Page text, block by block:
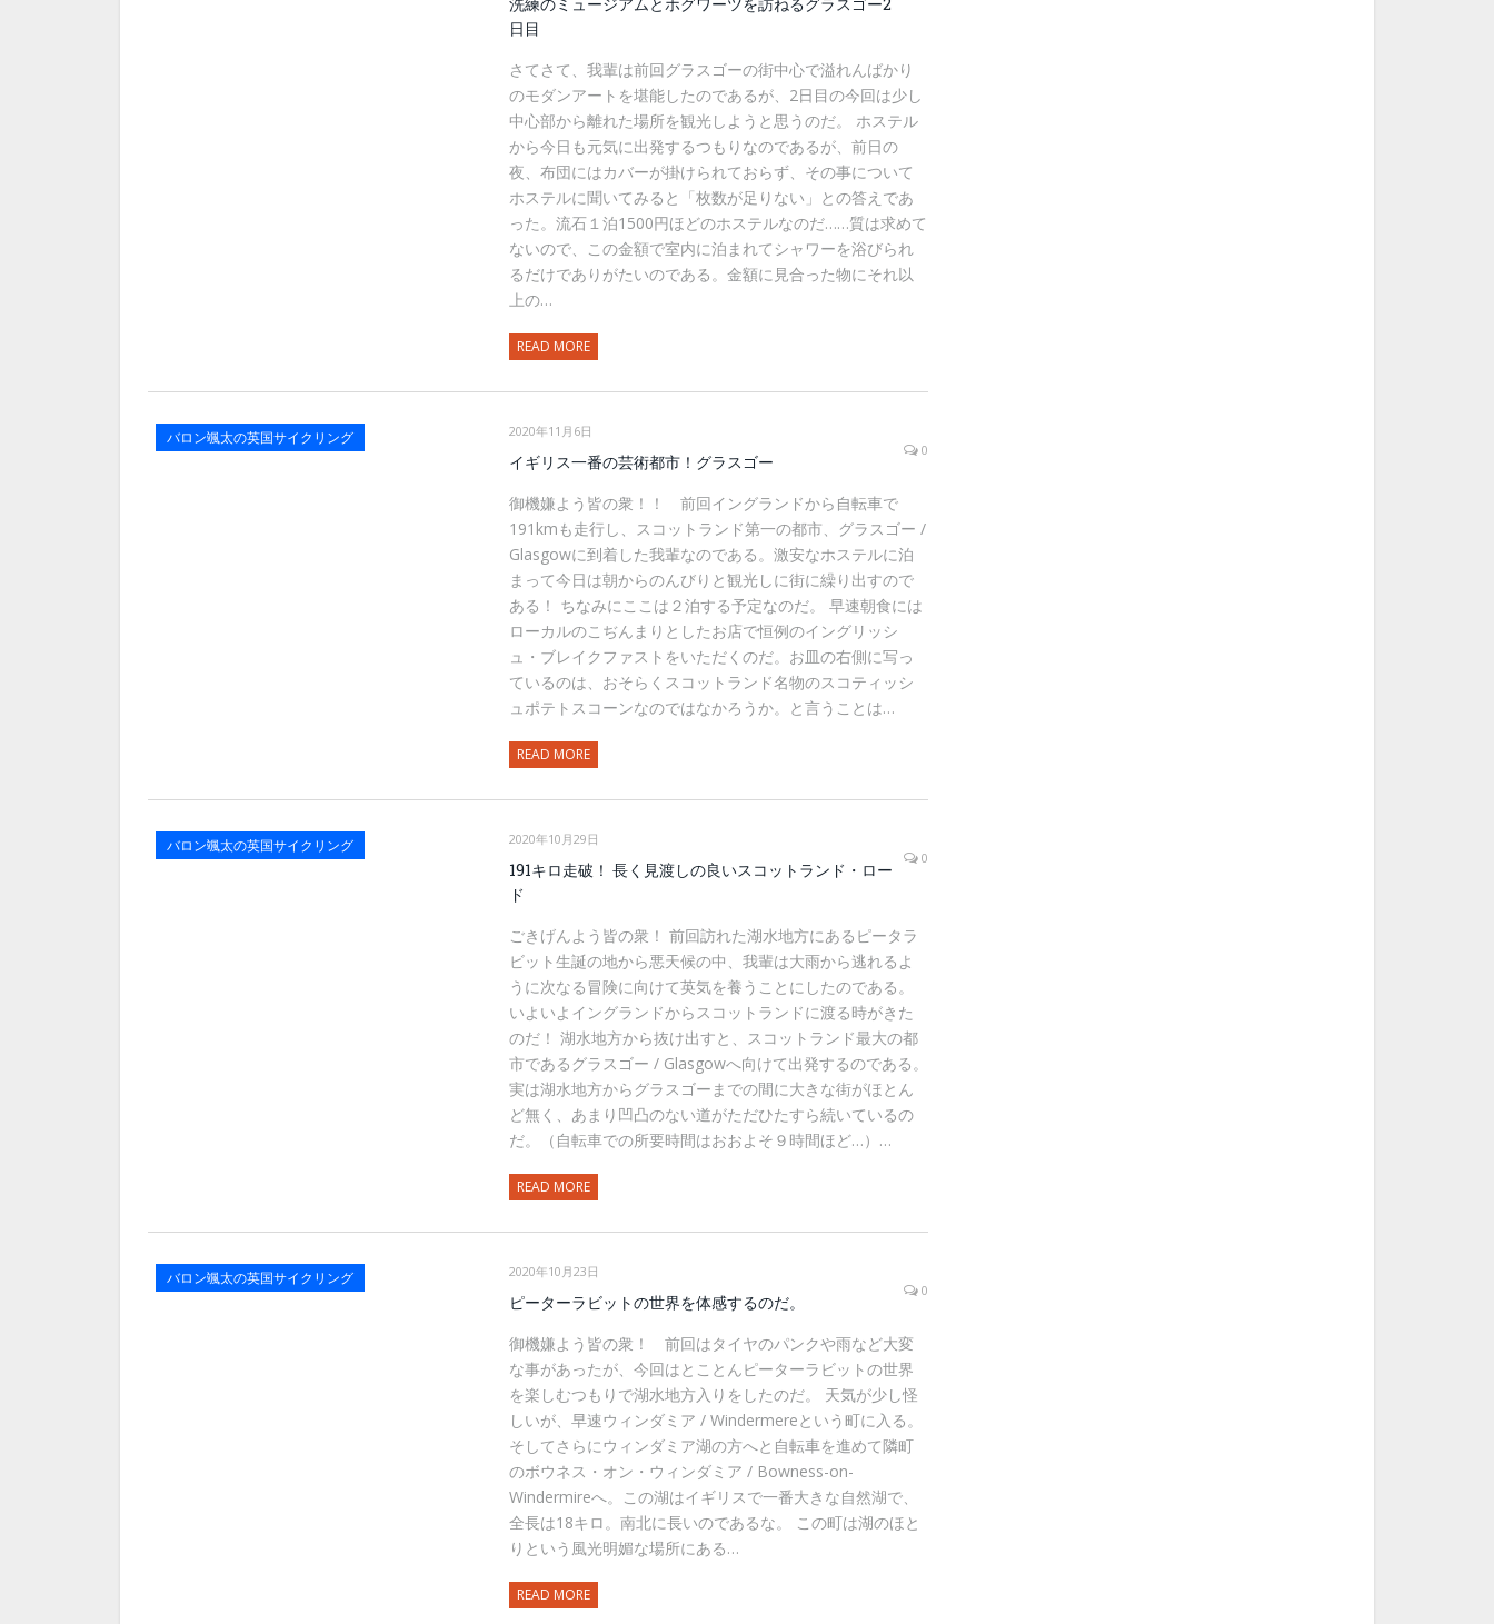
日目
さてさて、我輩は前回グラスゴーの街中心で溢れんばかり
のモダンアートを堪能したのであるが、2日目の今回は少し
中心部から離れた場所を観光しようと思うのだ。 ホステル
から今日も元気に出発するつもりなのであるが、前日の
夜、布団にはカバーが掛けられておらず、その事について
ホステルに聞いてみると「枚数が足りない」との答えであ
った。流石１泊1500円ほどのホステルなのだ……質は求めて
ないので、この金額で室内に泊まれてシャワーを浴びられ
るだけでありがたいのである。金額に見合った物にそれ以
上の…
READ MORE
バロン颯太の英国サイクリング
2020年11月6日
0
イギリス一番の芸術都市！グラスゴー
御機嫌よう皆の衆！！ 前回イングランドから自転車で
191kmも走行し、スコットランド第一の都市、グラスゴー /
Glasgowに到着した我輩なのである。激安なホステルに泊
まって今日は朝からのんびりと観光しに街に繰り出すので
ある！ ちなみにここは２泊する予定なのだ。 早速朝食には
ローカルのこぢんまりとしたお店で恒例のイングリッシ
ュ・ブレイクファストをいただくのだ。お皿の右側に写っ
ているのは、おそらくスコットランド名物のスコティッシ
ュポテトスコーンなのではなかろうか。と言うことは…
READ MORE
バロン颯太の英国サイクリング
2020年10月29日
0
191キロ走破！ 長く見渡しの良いスコットランド・ロー
ド
ごきげんよう皆の衆！ 前回訪れた湖水地方にあるピータラ
ビット生誕の地から悪天候の中、我輩は大雨から逃れるよ
うに次なる冒険に向けて英気を養うことにしたのである。
いよいよイングランドからスコットランドに渡る時がきた
のだ！ 湖水地方から抜け出すと、スコットランド最大の都
市であるグラスゴー / Glasgowへ向けて出発するのである。
実は湖水地方からグラスゴーまでの間に大きな街がほとん
ど無く、あまり凹凸のない道がただひたすら続いているの
だ。（自転車での所要時間はおおよそ９時間ほど…）…
READ MORE
バロン颯太の英国サイクリング
2020年10月23日
0
ピーターラビットの世界を体感するのだ。
御機嫌よう皆の衆！ 前回はタイヤのパンクや雨など大変
な事があったが、今回はとことんピーターラビットの世界
を楽しむつもりで湖水地方入りをしたのだ。 天気が少し怪
しいが、早速ウィンダミア / Windermereという町に入る。
そしてさらにウィンダミア湖の方へと自転車を進めて隣町
のボウネス・オン・ウィンダミア / Bowness-on-
Windermireへ。この湖はイギリスで一番大きな自然湖で、
全長は18キロ。南北に長いのであるな。 この町は湖のほと
りという風光明媚な場所にある…
READ MORE